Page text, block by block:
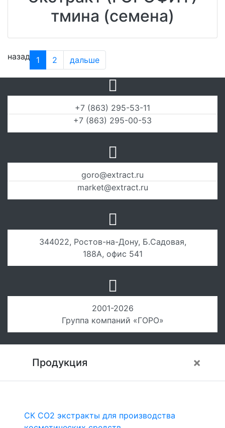
тмина (семена)
назад 1 2 дальше
2001-2026
Группа компаний «ГОРО»
+7 (863) 295-53-11
+7 (863) 295-00-53
goro@extract.ru
market@extract.ru
344022, Ростов-на-Дону, Б.Садовая,
188А, офис 541
Продукция ×
СК СО2 экстракты для производства